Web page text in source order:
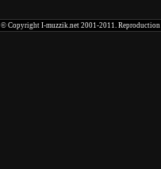
© Copyright I-muzzik.net 2001-2011. Reproduction